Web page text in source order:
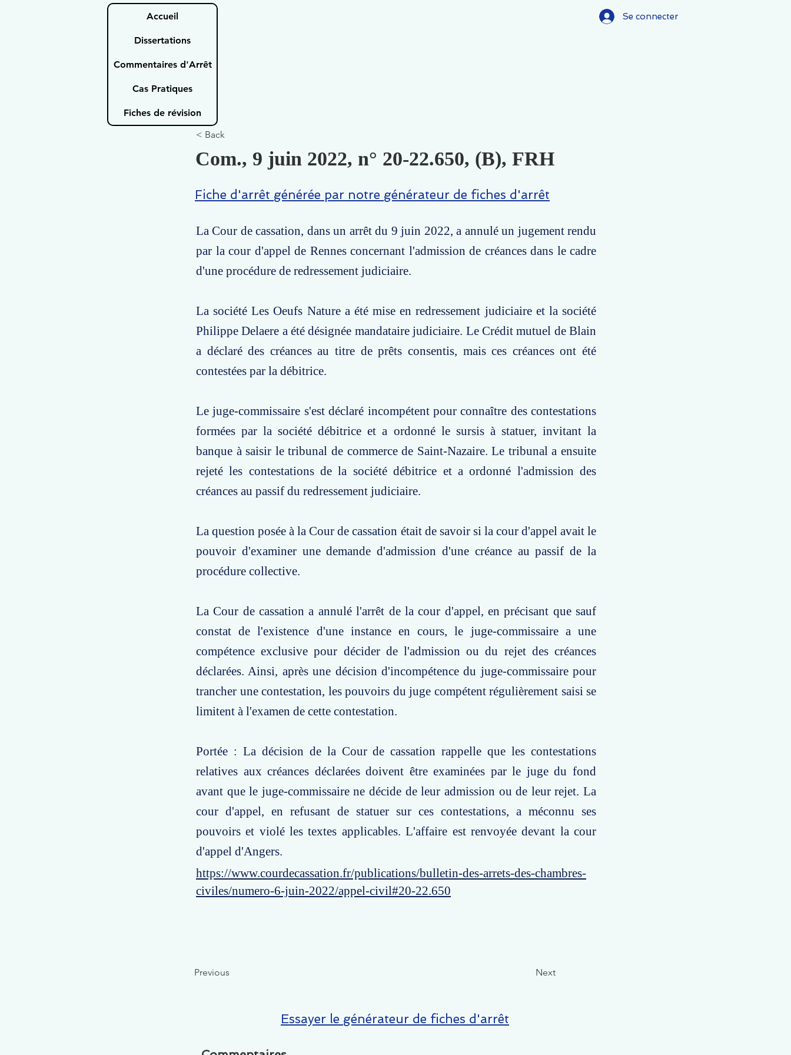
Accueil
Dissertations
Commentaires d'Arrêt
Cas Pratiques
Fiches de révision
Se connecter
< Back
Com., 9 juin 2022, n° 20-22.650, (B), FRH
Fiche d'arrêt générée par notre générateur de fiches d'arrêt
La Cour de cassation, dans un arrêt du 9 juin 2022, a annulé un jugement rendu
par la cour d'appel de Rennes concernant l'admission de créances dans le cadre
d'une procédure de redressement judiciaire.
La société Les Oeufs Nature a été mise en redressement judiciaire et la société
Philippe Delaere a été désignée mandataire judiciaire. Le Crédit mutuel de Blain
a déclaré des créances au titre de prêts consentis, mais ces créances ont été
contestées par la débitrice.
Le juge-commissaire s'est déclaré incompétent pour connaître des contestations
formées par la société débitrice et a ordonné le sursis à statuer, invitant la
banque à saisir le tribunal de commerce de Saint-Nazaire. Le tribunal a ensuite
rejeté les contestations de la société débitrice et a ordonné l'admission des
créances au passif du redressement judiciaire.
La question posée à la Cour de cassation était de savoir si la cour d'appel avait le
pouvoir d'examiner une demande d'admission d'une créance au passif de la
procédure collective.
La Cour de cassation a annulé l'arrêt de la cour d'appel, en précisant que sauf
constat de l'existence d'une instance en cours, le juge-commissaire a une
compétence exclusive pour décider de l'admission ou du rejet des créances
déclarées. Ainsi, après une décision d'incompétence du juge-commissaire pour
trancher une contestation, les pouvoirs du juge compétent régulièrement saisi se
limitent à l'examen de cette contestation.
Portée : La décision de la Cour de cassation rappelle que les contestations
relatives aux créances déclarées doivent être examinées par le juge du fond
avant que le juge-commissaire ne décide de leur admission ou de leur rejet. La
cour d'appel, en refusant de statuer sur ces contestations, a méconnu ses
pouvoirs et violé les textes applicables. L'affaire est renvoyée devant la cour
d'appel d'Angers.
https://www.courdecassation.fr/publications/bulletin-des-arrets-des-chambres-
civiles/numero-6-juin-2022/appel-civil#20-22.650
Previous Next
Essayer le générateur de fiches d'arrêt